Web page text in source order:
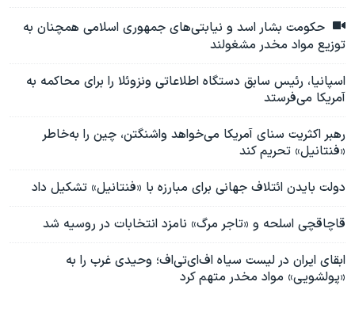
حکومت بشار اسد و نیابتی‌های جمهوری اسلامی همچنان به
توزیع مواد مخدر مشغولند
اسپانیا، رئیس سابق دستگاه اطلاعاتی ونزوئلا را برای محاکمه به
آمریکا می‌فرستد
رهبر اکثریت سنای آمریکا می‌خواهد واشنگتن، چین را به‌خاطر
«فنتانیل» تحریم‌ کند
دولت بایدن ائتلاف جهانی برای مبارزه با «فنتانیل» تشکیل داد
قاچاقچی اسلحه و «تاجر مرگ» نامزد انتخابات در روسیه شد
ابقای ایران در لیست سیاه اف‌ای‌تی‌اف؛ وحیدی غرب را به
«پولشویی» مواد مخدر متهم کرد